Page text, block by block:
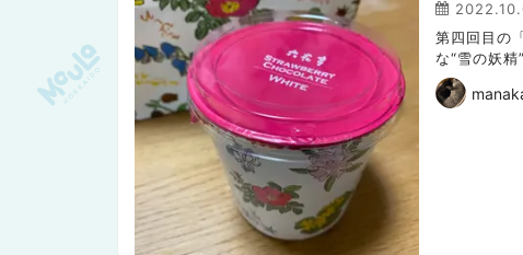
第四回目の
な“雪の妖
くて、もふ